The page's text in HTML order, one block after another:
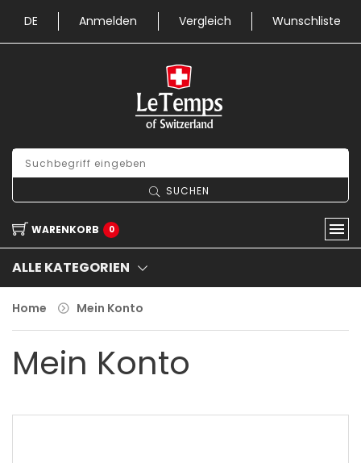
DE Anmelden Vergleich Wunschliste
SUCHEN
WARENKORB 0
ALLE KATEGORIEN
Home Mein Konto
Mein Konto